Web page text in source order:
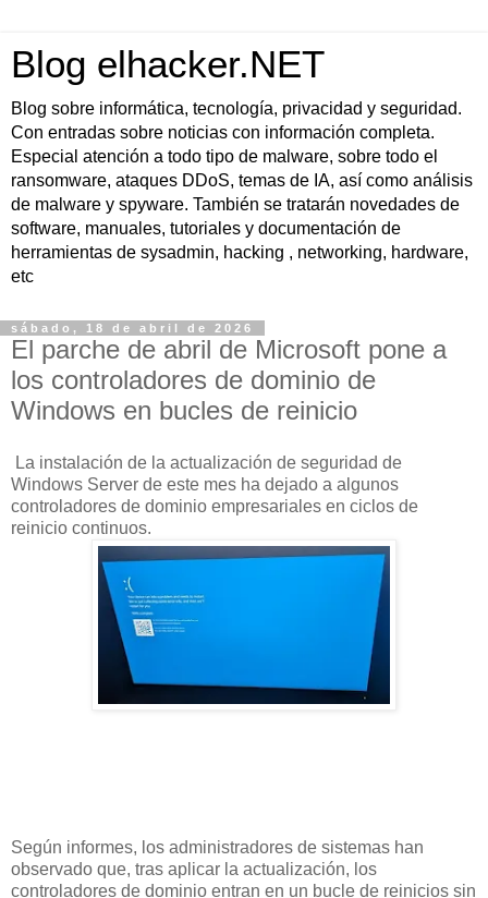
Blog elhacker.NET
Blog sobre informática, tecnología, privacidad y seguridad.
Con entradas sobre noticias con información completa.
Especial atención a todo tipo de malware, sobre todo el
ransomware, ataques DDoS, temas de IA, así como análisis
de malware y spyware. También se tratarán novedades de
software, manuales, tutoriales y documentación de
herramientas de sysadmin, hacking , networking, hardware,
etc
sábado, 18 de abril de 2026
El parche de abril de Microsoft pone a
los controladores de dominio de
Windows en bucles de reinicio
La instalación de la actualización de seguridad de
Windows Server de este mes ha dejado a algunos
controladores de dominio empresariales en ciclos de
reinicio continuos.
Según informes, los administradores de sistemas han
observado que, tras aplicar la actualización, los
controladores de dominio entran en un bucle de reinicios sin